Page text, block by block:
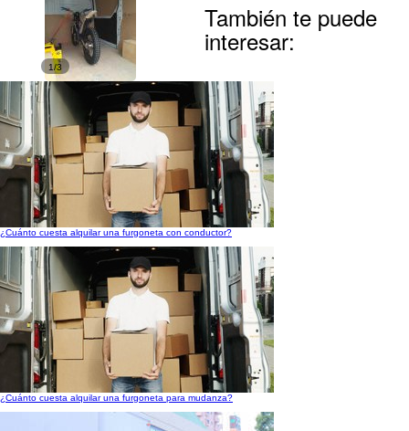
1/3
También te puede
interesar:
¿Cuánto cuesta alquilar una furgoneta con conductor?
¿Cuánto cuesta alquilar una furgoneta para mudanza?